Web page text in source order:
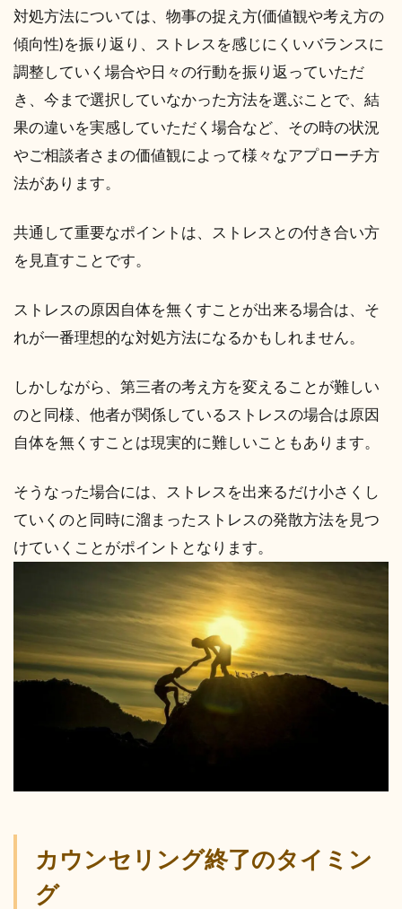
対処方法については、物事の捉え方(価値観や考え方の
傾向性)を振り返り、ストレスを感じにくいバランスに
調整していく場合や日々の行動を振り返っていただ
き、今まで選択していなかった方法を選ぶことで、結
果の違いを実感していただく場合など、その時の状況
やご相談者さまの価値観によって様々なアプローチ方
法があります。
共通して重要なポイントは、ストレスとの付き合い方
を見直すことです。
ストレスの原因自体を無くすことが出来る場合は、そ
れが一番理想的な対処方法になるかもしれません。
しかしながら、第三者の考え方を変えることが難しい
のと同様、他者が関係しているストレスの場合は原因
自体を無くすことは現実的に難しいこともあります。
そうなった場合には、ストレスを出来るだけ小さくし
ていくのと同時に溜まったストレスの発散方法を見つ
けていくことがポイントとなります。
カウンセリング終了のタイミン
グ